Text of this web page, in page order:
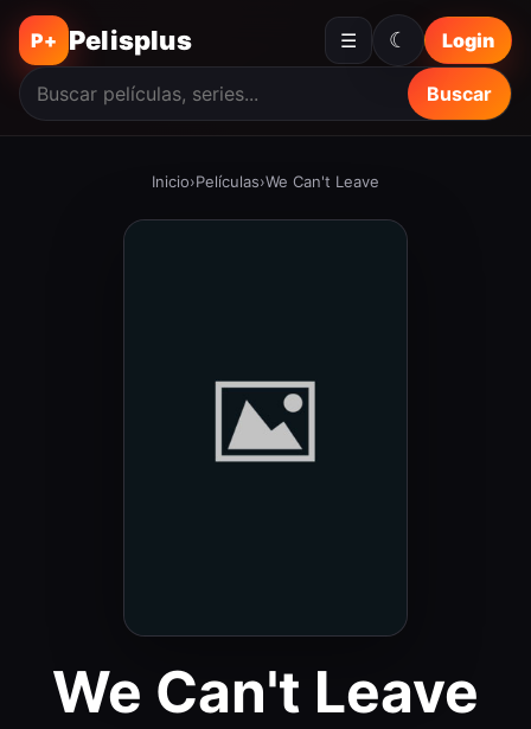
P+ Pelisplus ☰
Buscar
Login
☾
Inicio›Películas›We Can't Leave
We Can't Leave